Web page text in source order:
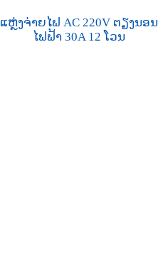
ແຫຼ່ງຈ່າຍໄຟ AC 220V ຕຽງນອນ
ໄຟຟ້າ 30A 12 ໂວນ